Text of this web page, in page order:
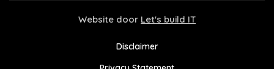
Website door Let's build IT
Disclaimer